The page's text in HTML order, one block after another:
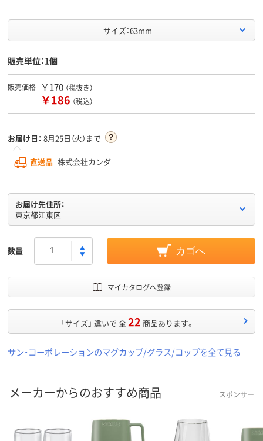
サイズ：63mm
販売単位：1個
販売価格 ￥170 （税抜き）
￥186 （税込）
お届け日： 8月25日（火）まで
直送品 株式会社カンダ
お届け先住所：
東京都江東区
数量 カゴへ
マイカタログへ登録
「サイズ」 違いで 全22 商品あります。
サン・コーポレーションのマグカップ/グラス/コップを全て見る
メーカーからのおすすめ商品 スポンサー